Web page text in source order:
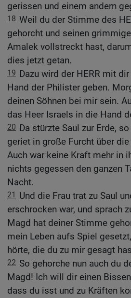
gerissen und einem andern
18 Weil du der Stimme des
gehorcht und seinen
Amalek vollstreckt hast,
dies jetzt getan.
19 Dazu wird der HERR mit
Hand der Philister geben.
deinen Söhnen bei mir sein.
das Heer Israels in die Hand
20 Da stürzte Saul zur Erde,
geriet in große Furcht über
Auch war keine Kraft mehr in
nichts gegessen den ganzen
Nacht.
21
Und die Frau trat zu Saul
erschrocken war, und sprach
Magd hat deiner Stimme
mein Leben aufs Spiel
hörte, die du zu mir gesagt
22 So gehorche nun auch du
Magd! Ich will dir einen
dass du isst und zu Kräften